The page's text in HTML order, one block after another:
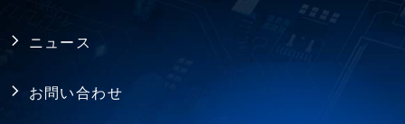
ニュース
お問い合わせ